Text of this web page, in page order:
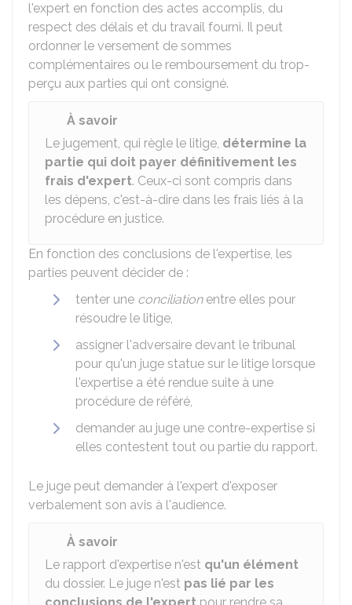
l'expert en fonction des actes accomplis, du
respect des délais et du travail fourni. Il peut
ordonner le versement de sommes
complémentaires ou le remboursement du trop-
perçu aux parties qui ont consigné.
À savoir
Le jugement, qui règle le litige, détermine la
partie qui doit payer définitivement les
frais d'expert. Ceux-ci sont compris dans
les dépens, c'est-à-dire dans les frais liés à la
procédure en justice.
En fonction des conclusions de l'expertise, les
parties peuvent décider de :
tenter une conciliationentre elles pour
résoudre le litige,
assigner l'adversaire devant le tribunal
pour qu'un juge statue sur le litige lorsque
l'expertise a été rendue suite à une
procédure de référé,
demander au juge une contre-expertise si
elles contestent tout ou partie du rapport.
Le juge peut demander à l'expert d'exposer
verbalement son avis à l'audience.
À savoir
Le rapport d'expertise n'est qu'un élément
du dossier. Le juge n'est pas lié par les